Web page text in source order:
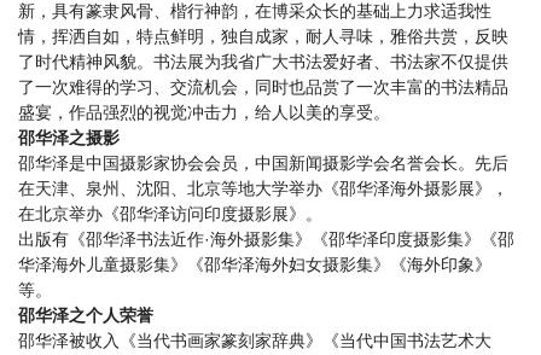
新，具有篆隶风骨、楷行神韵，在博采众长的基础上力求适我性
情，挥洒自如，特点鲜明，独自成家，耐人寻味，雅俗共赏，反映
了时代精神风貌。书法展为我省广大书法爱好者、书法家不仅提供
了一次难得的学习、交流机会，同时也品赏了一次丰富的书法精品
盛宴，作品强烈的视觉冲击力，给人以美的享受。
邵华泽之摄影
邵华泽是中国摄影家协会会员，中国新闻摄影学会名誉会长。先后
在天津、泉州、沈阳、北京等地大学举办《邵华泽海外摄影展》，
在北京举办《邵华泽访问印度摄影展》。
出版有《邵华泽书法近作·海外摄影集》《邵华泽印度摄影集》《邵
华泽海外儿童摄影集》《邵华泽海外妇女摄影集》《海外印象》
等。
邵华泽之个人荣誉
邵华泽被收入《当代书画家篆刻家辞典》《当代中国书法艺术大